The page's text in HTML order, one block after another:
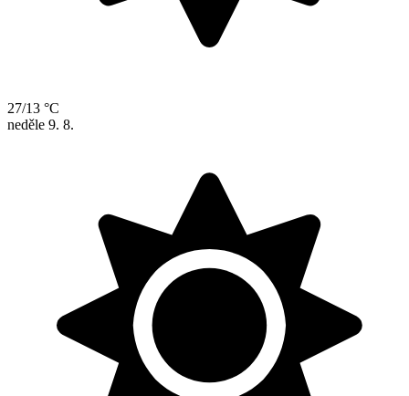
27/13 °C
neděle 9. 8.